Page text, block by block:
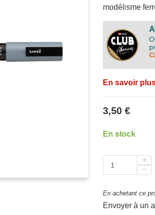
modélisme
En savoir
3,50 €
En stock
En achetant ce
Envoyer à un